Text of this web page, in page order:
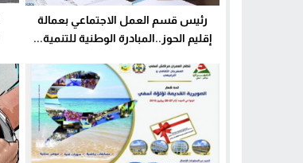
رئيس قسم العمل الاجتماعي بعمالة
إقليم الحوز..المبادرة الوطنية للتنمية...